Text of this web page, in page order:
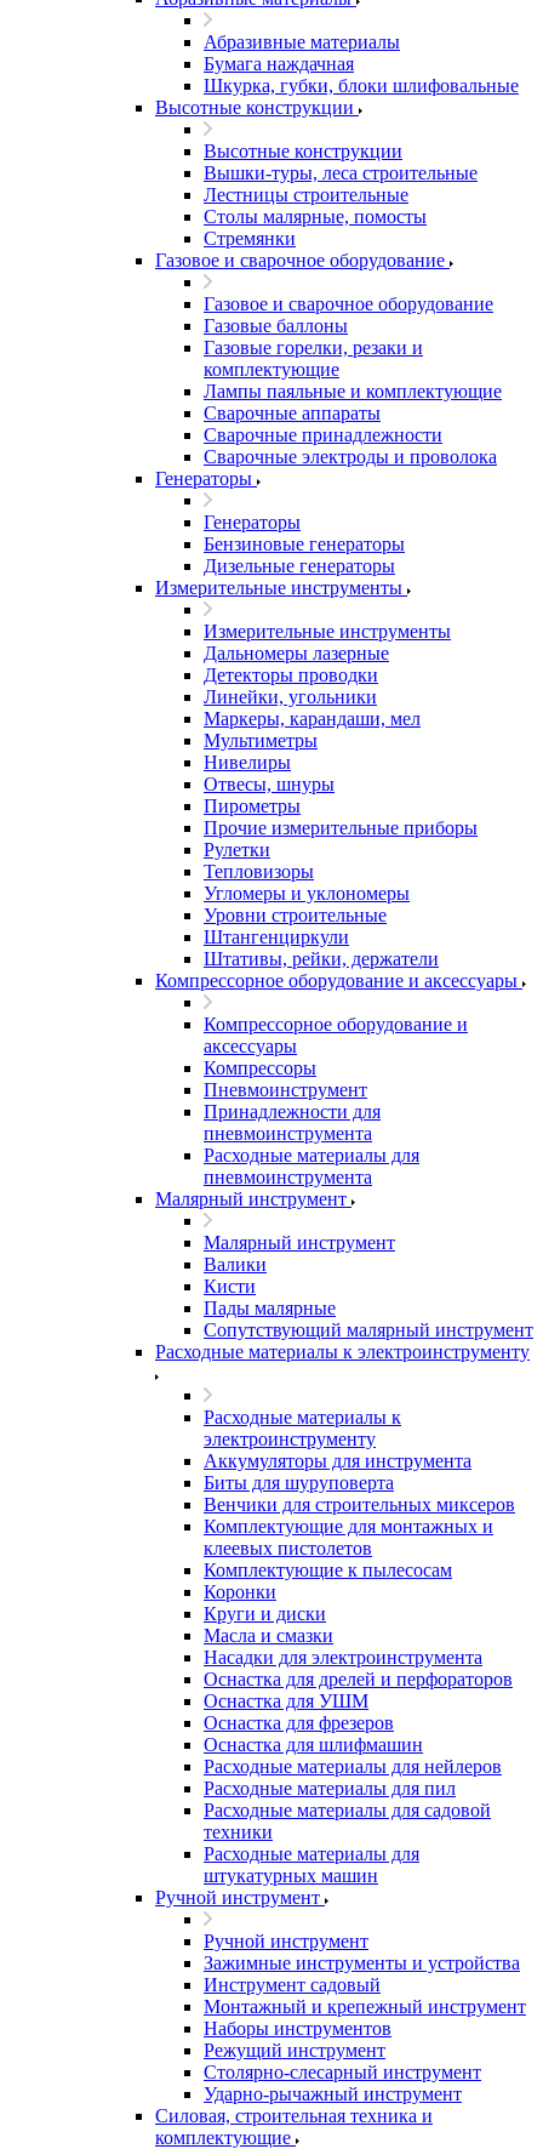
Абразивные материалы
Бумага наждачная
Шкурка, губки, блоки шлифовальные
Высотные конструкции
Высотные конструкции
Вышки-туры, леса строительные
Лестницы строительные
Столы малярные, помосты
Стремянки
Газовое и сварочное оборудование
Газовое и сварочное оборудование
Газовые баллоны
Газовые горелки, резаки и
комплектующие
Лампы паяльные и комплектующие
Сварочные аппараты
Сварочные принадлежности
Сварочные электроды и проволока
Генераторы
Генераторы
Бензиновые генераторы
Дизельные генераторы
Измерительные инструменты
Измерительные инструменты
Дальномеры лазерные
Детекторы проводки
Линейки, угольники
Маркеры, карандаши, мел
Мультиметры
Нивелиры
Отвесы, шнуры
Пирометры
Прочие измерительные приборы
Рулетки
Тепловизоры
Угломеры и уклономеры
Уровни строительные
Штангенциркули
Штативы, рейки, держатели
Компрессорное оборудование и аксессуары
Компрессорное оборудование и
аксессуары
Компрессоры
Пневмоинструмент
Принадлежности для
пневмоинструмента
Расходные материалы для
пневмоинструмента
Малярный инструмент
Малярный инструмент
Валики
Кисти
Пады малярные
Сопутствующий малярный инструмент
Расходные материалы к электроинструменту
Расходные материалы к
электроинструменту
Аккумуляторы для инструмента
Биты для шуруповерта
Венчики для строительных миксеров
Комплектующие для монтажных и
клеевых пистолетов
Комплектующие к пылесосам
Коронки
Круги и диски
Масла и смазки
Насадки для электроинструмента
Оснастка для дрелей и перфораторов
Оснастка для УШМ
Оснастка для фрезеров
Оснастка для шлифмашин
Расходные материалы для нейлеров
Расходные материалы для пил
Расходные материалы для садовой
техники
Расходные материалы для
штукатурных машин
Ручной инструмент
Ручной инструмент
Зажимные инструменты и устройства
Инструмент садовый
Монтажный и крепежный инструмент
Наборы инструментов
Режущий инструмент
Столярно-слесарный инструмент
Ударно-рычажный инструмент
Силовая, строительная техника и
комплектующие